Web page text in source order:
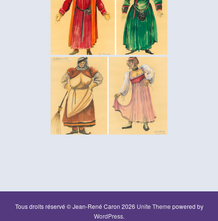
des
Tous droits réservé © Jean-René Caron 2026 Unite Theme powered by
WordPress.